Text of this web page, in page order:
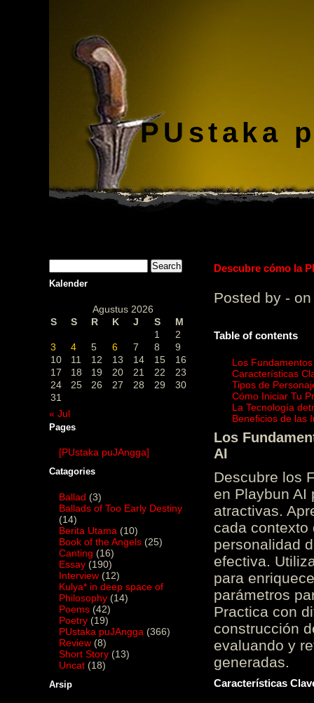
PUstaka
Kalender
Agustus 2026
S
S R K J S
M
1
2
3
4 5 6 7 8
9
10
11 12 13 14 15
16
17
18 19 20 21 22
23
24
25 26 27 28 29
30
31
« Jul
Pages
[PUstaka puJAngga]
Catagories
Ballad (3)
Ballads of Too Early Destiny
(14)
Berita Utama (10)
Book of the Angels (25)
Canting (16)
Essay (190)
Interview (12)
Kulya* in deep space of
Philosophy (14)
Poems (42)
Poetry (19)
PUstaka puJAngga (366)
Review (8)
Short Story (13)
Uncat (18)
Arsip
Descubre cómo la
Posted by - on
Table of contents
Los
Características
Tipos de
Cómo Iniciar Tu
La Tecnología
Beneficios de las
Los
AI
Descubre los
en Playbun AI
atractivas.
cada contexto
personalidad
efectiva.
para
parámetros
Practica con
construcción
evaluando y
generadas.
Características